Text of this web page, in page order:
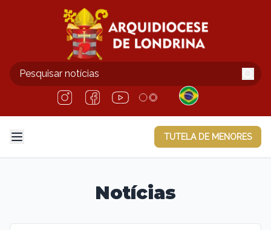
TUTELA DE MENORES
Notícias